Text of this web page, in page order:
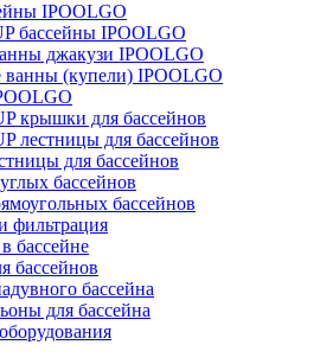
IPOOLGO
бассейны IPOOLGO
джакузи IPOOLGO
(купели) IPOOLGO
крышки для бассейнов
лестницы для бассейнов
для бассейнов
бассейнов
бассейнов
фильтрация
бассейне
бассейнов
бассейна
для бассейна